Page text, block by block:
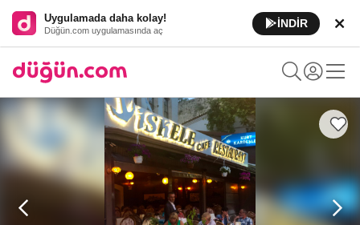
Uygulamada daha kolay!
Düğün.com uygulamasında aç
İNDİR